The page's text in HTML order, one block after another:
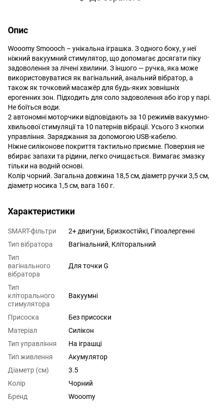
Опис
Wooomy Smoooch – унікальна іграшка. З одного боку, у неї
ніжний вакуумний стимулятор, що допомагає досягати піку
задоволення за лічені хвилини. З іншого — ручка, яка може
використовуватися як вагінальний, анальний вібратор, а
також як точковий масажёр для будь-яких зовнішніх
ерогенних зон. Підходить для соло задоволення або ігор у парі.
Не боїться води.
2 автономні моторчики відповідають за 10 режимів вакуумно-
хвильової стимуляції та 10 патернів вібрації. Усього 3 кнопки
управління. Заряджання за допомогою USB-кабелю.
Ніжне силіконове покриття тактильно приємне. Поверхня не
вбирає запахи та рідини, легко очищається. Вимагає змазку
тільки на водній основі.
Колір чорний. Загальна довжина 18,5 см, діаметр ручки 3,5 см,
діаметр носика 1,5 см, вага 160 г.
Характеристики
SMART-фільтри
2+ двигуни, Бризкостійкі, Гіпоалергенні
Тип вібратора
Вагінальний, Кліторальний
Тип
вагінального
вібратора
Для точки G
Тип
кліторального
стимулятора
Вакуумні
Присоска
Без присоски
Матеріал
Силікон
Тип управління
На іграшці
Тип живлення
Акумулятор
Діаметр (см)
3.5
Колір
Чорний
Бренд
Wooomy